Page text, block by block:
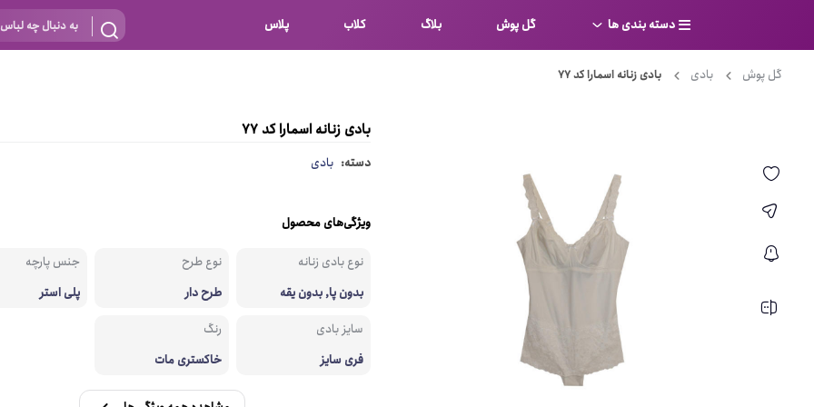
دسته بندی ها
سوتین
لباس خواب
بادی
بیکینی
مایو
گل پوش بلاگ کلاب پلاس
گل پوش بادی بادی زنانه اسمارا کد 77
بادی زنانه اسمارا کد 77
دسته: بادی
ویژگی‌های محصول
نوع بادی زنانه
بدون پا, بدون یقه
نوع طرح
طرح دار
جنس پارچه
پلی استر
سایز بادی
فری سایز
رنگ
خاکستری مات